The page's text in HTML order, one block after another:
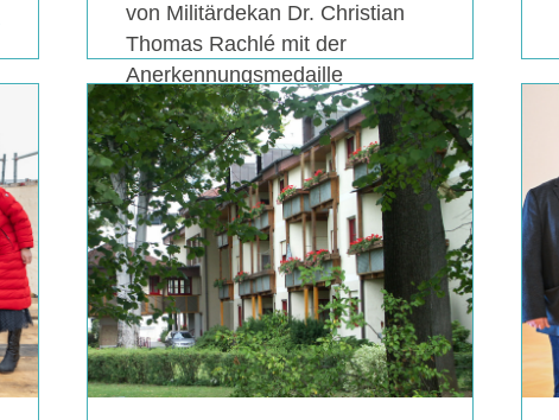
von Militärdekan Dr. Christian
Thomas Rachlé mit der
Anerkennungsmedaille
ausgezeichnet.
MEHR+